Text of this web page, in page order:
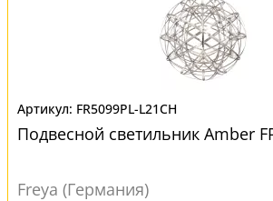
FR5099PL-L21CH
Подвесной светильник Amber
Freya (Германия)